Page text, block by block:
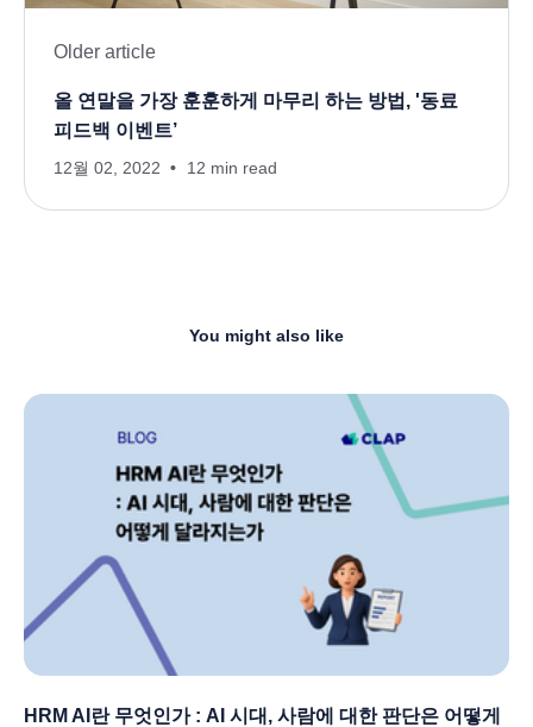
Older article
올 연말을 가장 훈훈하게 마무리 하는 방법, '동료
피드백 이벤트’
12월 02, 2022 12 min read
You might also like
HRM AI란 무엇인가 : AI 시대, 사람에 대한 판단은 어떻게